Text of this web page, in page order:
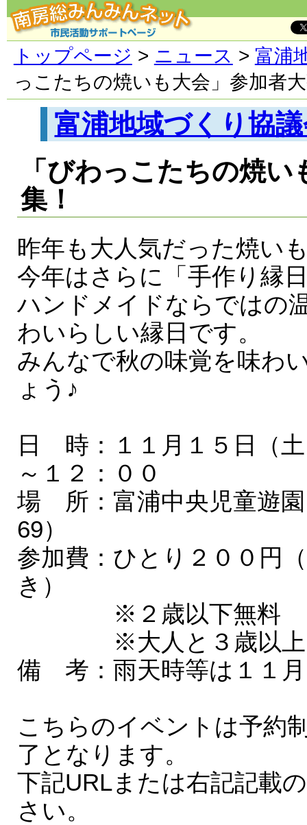
トップページ > ニュース > 富浦
っこたちの焼いも大会」参加者
富浦地域づくり協
「びわっこたちの焼
集！
昨年も大人気だった焼い
今年はさらに「手作り縁
ハンドメイドならではの
わいらしい縁日です。
みんなで秋の味覚を味わ
ょう♪
日 時：１１月１５日（
～１２：００
場 所：富浦中央児童遊
69）
参加費：ひとり２００円
き）
※２歳以下無料
※大人と３歳以上
備 考：雨天時等は１１
こちらのイベントは予約
了となります。
下記URLまたは右記記載
さい。